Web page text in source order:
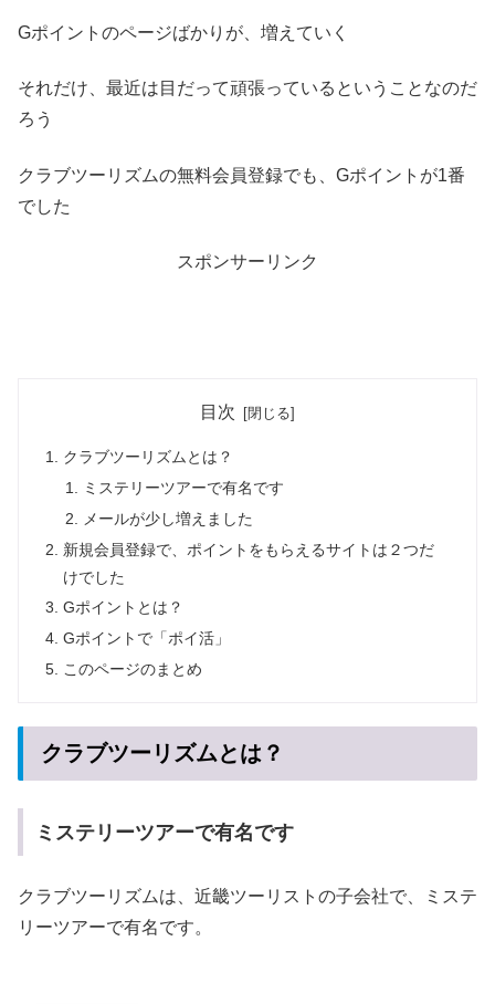
Gポイントのページばかりが、増えていく
それだけ、最近は目だって頑張っているということなのだ
ろう
クラブツーリズムの無料会員登録でも、Gポイントが1番
でした
スポンサーリンク
目次
クラブツーリズムとは？
ミステリーツアーで有名です
メールが少し増えました
新規会員登録で、ポイントをもらえるサイトは２つだ
けでした
Gポイントとは？
Gポイントで「ポイ活」
このページのまとめ
クラブツーリズムとは？
ミステリーツアーで有名です
クラブツーリズムは、近畿ツーリストの子会社で、ミステ
リーツアーで有名です。